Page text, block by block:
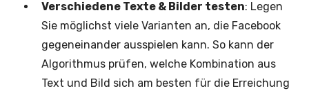
Verschiedene Texte & Bilder testen: Legen
Sie möglichst viele Varianten an, die Facebook
gegeneinander ausspielen kann. So kann der
Algorithmus prüfen, welche Kombination aus
Text und Bild sich am besten für die Erreichung